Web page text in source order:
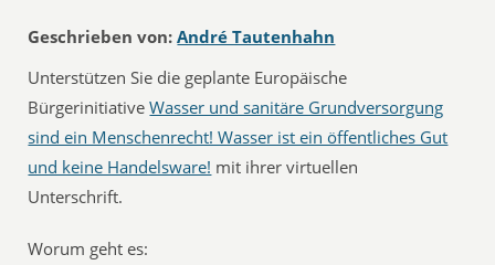
Geschrieben von: André Tautenhahn
Unterstützen Sie die geplante Europäische
Bürgerinitiative Wasser und sanitäre Grundversorgung
sind ein Menschenrecht! Wasser ist ein öffentliches Gut
und keine Handelsware!  mit ihrer virtuellen
Unterschrift.
Worum geht es: